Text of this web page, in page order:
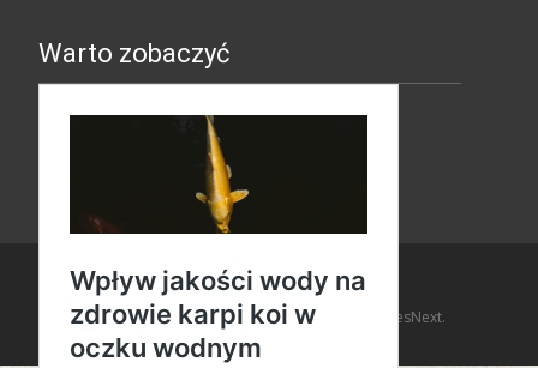
Warto zobaczyć
Copyright © Amaro Design
Powered by WordPress, Themei-design by TemplatesNext.